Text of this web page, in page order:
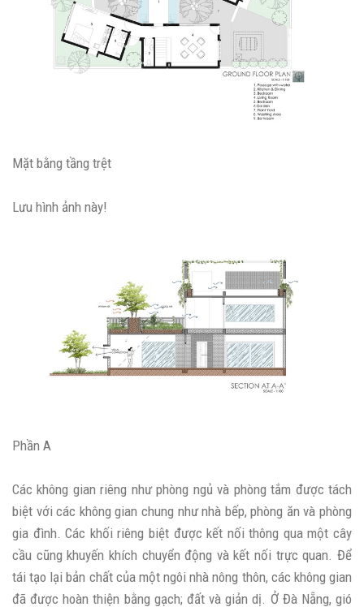
Mặt bằng tầng trệt
Lưu hình ảnh này!
Phần A
Các không gian riêng như phòng ngủ và phòng tắm được tách
biệt với các không gian chung như nhà bếp, phòng ăn và phòng
gia đình. Các khối riêng biệt được kết nối thông qua một cây
cầu cũng khuyến khích chuyển động và kết nối trực quan. Để
tái tạo lại bản chất của một ngôi nhà nông thôn, các không gian
đã được hoàn thiện bằng gạch; đất và giản dị. Ở Đà Nẵng, gió